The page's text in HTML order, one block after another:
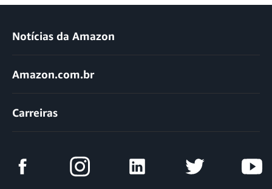
Notícias da Amazon
Amazon.com.br
Carreiras